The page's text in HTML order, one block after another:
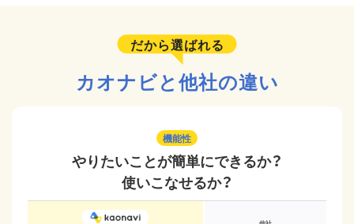
だから選ばれる
カオナビと他社の違い
機能性
やりたいことが簡単にできるか？
使いこなせるか？